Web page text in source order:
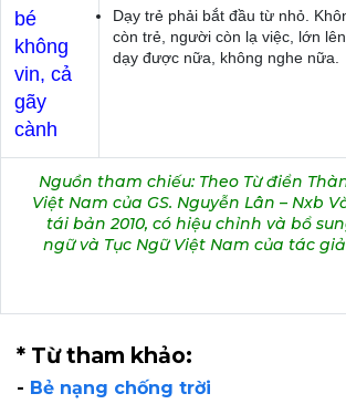
bé
không
vin, cả
gãy
cành
Dạy trẻ phải bắt đầu từ nhỏ.
còn trẻ, người còn lạ việc, lớn
dạy được nữa, không nghe nữa.
Nguồn tham chiếu: Theo Từ điển
Việt Nam của GS. Nguyễn Lân – Nxb
tái bản 2010, có hiệu chỉnh và bổ
ngữ và Tục Ngữ Việt Nam của tác
* Từ tham khảo:
- Bẻ nạng chống trời